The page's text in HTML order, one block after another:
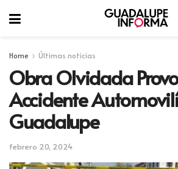
Home Últimas noticias
Obra Olvidada
Accidente
Guadalupe
febrero 20, 2024